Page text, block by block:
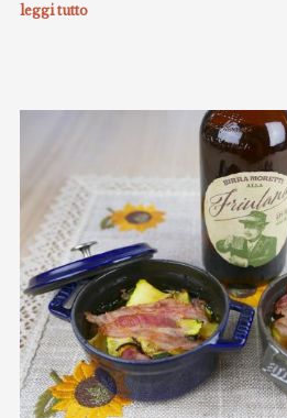
leggi tutto